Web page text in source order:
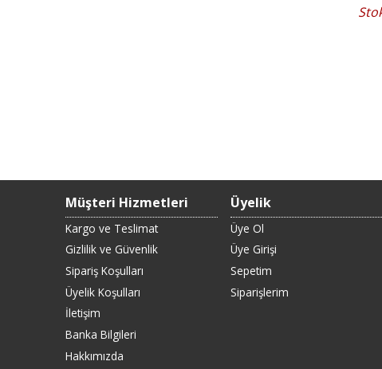
Müşteri Hizmetleri
Kargo ve Teslimat
Gizlilik ve Güvenlik
Sipariş Koşulları
Üyelik Koşulları
İletişim
Banka Bilgileri
Hakkımızda
Üyelik
Üye Ol
Üye Girişi
Sepetim
Siparişlerim